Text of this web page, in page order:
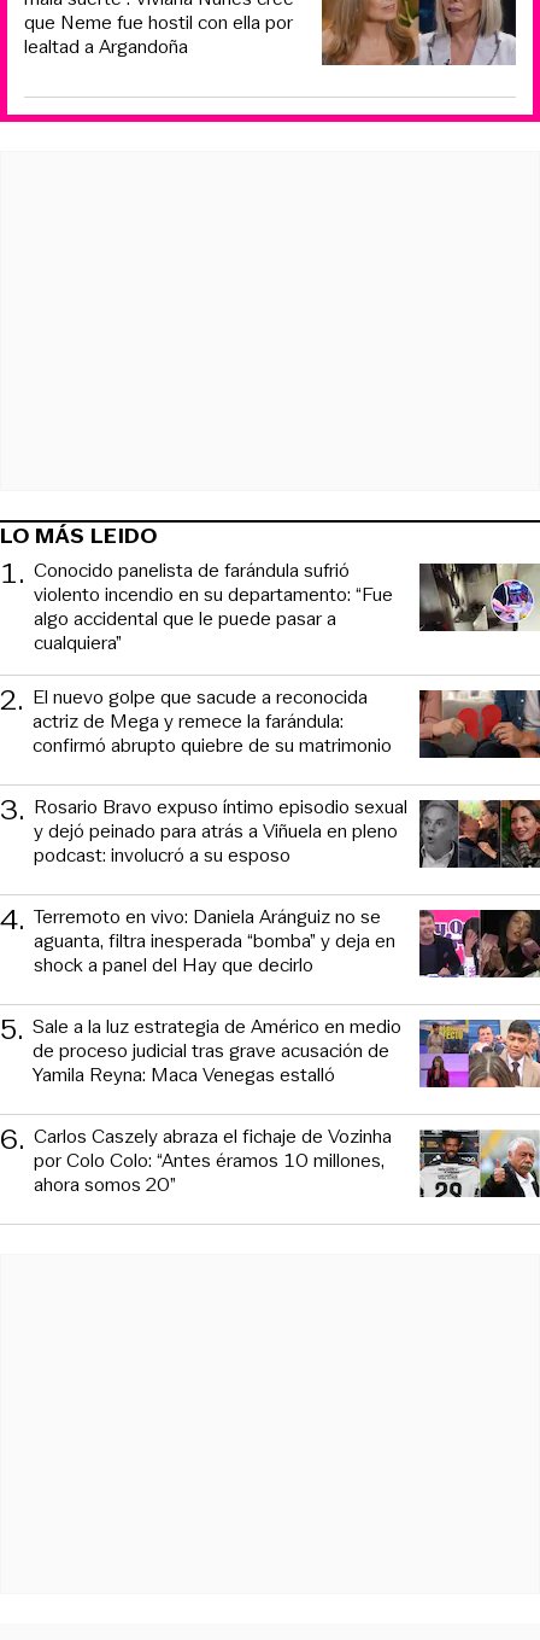
que Neme fue hostil con ella por
lealtad a Argandoña
LO MÁS LEIDO
1. Conocido panelista de farándula sufrió
violento incendio en su departamento: “Fue
algo accidental que le puede pasar a
cualquiera”
2. El nuevo golpe que sacude a reconocida
actriz de Mega y remece la farándula:
confirmó abrupto quiebre de su matrimonio
3. Rosario Bravo expuso íntimo episodio sexual
y dejó peinado para atrás a Viñuela en pleno
podcast: involucró a su esposo
4. Terremoto en vivo: Daniela Aránguiz no se
aguanta, filtra inesperada “bomba” y deja en
shock a panel del Hay que decirlo
5. Sale a la luz estrategia de Américo en medio
de proceso judicial tras grave acusación de
Yamila Reyna: Maca Venegas estalló
6. Carlos Caszely abraza el fichaje de Vozinha
por Colo Colo: “Antes éramos 10 millones,
ahora somos 20”